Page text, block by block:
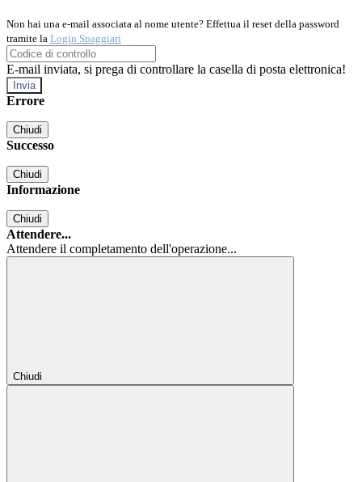
Non hai una e-mail associata al nome utente? Effettua il reset della password
tramite la Login Spaggiari
E-mail inviata, si prega di controllare la casella di posta elettronica!
Errore
Chiudi
Successo
Chiudi
Informazione
Chiudi
Attendere...
Attendere il completamento dell'operazione...
Chiudi